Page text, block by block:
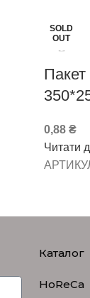
SOLD
OUT
Пакет
0,88 ₴
Читати
Каталог
HoReCa